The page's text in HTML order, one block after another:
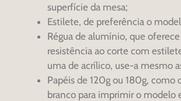
superfície da mesa;
Estilete, de preferência o
Régua de alumínio, que
resistência ao corte com
uma de acrílico, use-a mesmo
Papéis de 120g ou 180g, como
branco para imprimir o modelo